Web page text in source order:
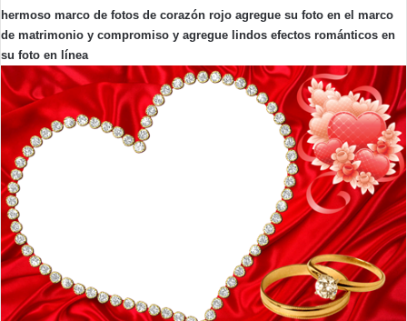
hermoso marco de fotos de corazón rojo agregue su foto en el marco
de matrimonio y compromiso y agregue lindos efectos románticos en
su foto en línea